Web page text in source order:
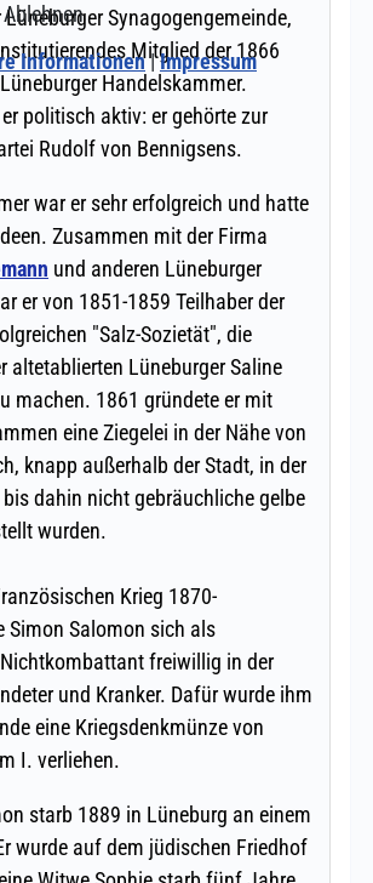
Ablehnen
Informationen|Impressum